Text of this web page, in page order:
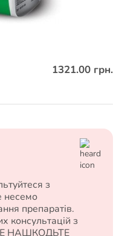
1321.00 грн.
з
несемо
препаратів.
консультацій з
НЕ НАШКОДЬТЕ